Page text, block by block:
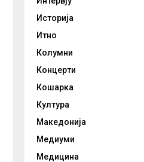
Историја
Итно
Колумни
Концерти
Кошарка
Култура
Македонија
Медиуми
Медицина